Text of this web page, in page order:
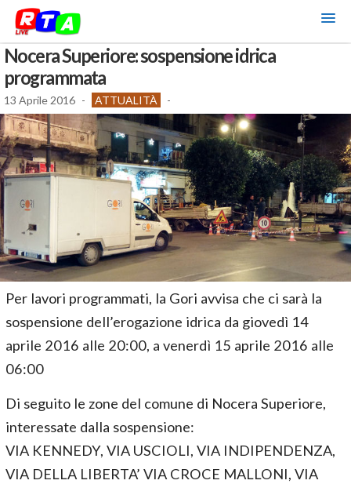
Nocera Superiore: sospensione idrica
programmata
13 Aprile 2016 - ATTUALITÀ -
Per lavori programmati, la Gori avvisa che ci sarà la
sospensione dell’erogazione idrica da giovedì 14
aprile 2016 alle 20:00, a venerdì 15 aprile 2016 alle
06:00
Di seguito le zone del comune di Nocera Superiore,
interessate dalla sospensione:
VIA KENNEDY, VIA USCIOLI, VIA INDIPENDENZA,
VIA DELLA LIBERTA’ VIA CROCE MALLONI, VIA